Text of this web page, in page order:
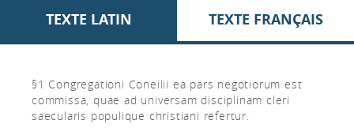
TEXTE LATIN TEXTE FRANÇAIS
§1 Congregationi Coneilii ea pars negotiorum est
commissa, quae ad universam disciplinam cleri
saecularis populique christiani refertur.